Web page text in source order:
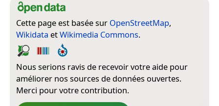
Cette page est basée sur OpenStreetMap,
Wikidata etWikimedia Commons.
Nous serions ravis de recevoir votre aide pour
améliorer nos sources de données ouvertes.
Merci pour votre contribution.